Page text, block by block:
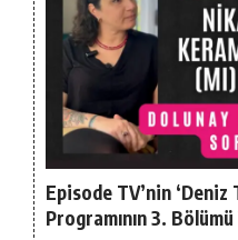
Episode TV’nin
Programının 3. Bölümü